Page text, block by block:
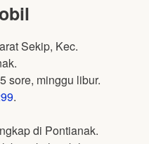
Sekip, Kec.
sore, minggu libur.
.
di Pontianak.